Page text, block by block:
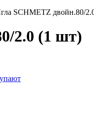
SCHMETZ двойн.80/
2.0 (1 шт)